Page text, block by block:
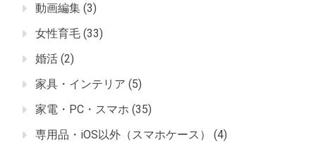
動画編集 (3)
女性育毛 (33)
婚活 (2)
家具・インテリア (5)
家電・PC・スマホ (35)
専用品・iOS以外（スマホケース）
(4)